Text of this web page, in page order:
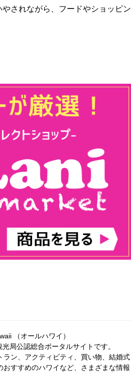
されながら、フードやショッピン
（オールハワイ）
局公認総合ポータルサイトです。
ン、アクティビティ、買い物、結婚式
すすめのハワイなど、さまざまな情報